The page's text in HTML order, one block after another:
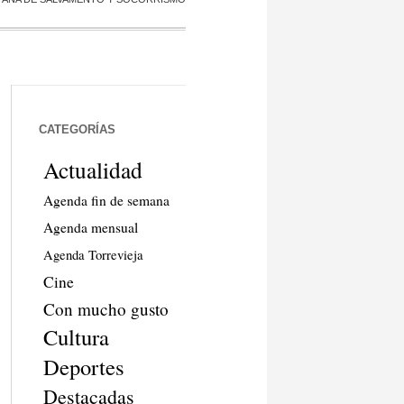
CATEGORÍAS
Actualidad
Agenda fin de semana
Agenda mensual
Agenda Torrevieja
Cine
Con mucho gusto
Cultura
Deportes
Destacadas